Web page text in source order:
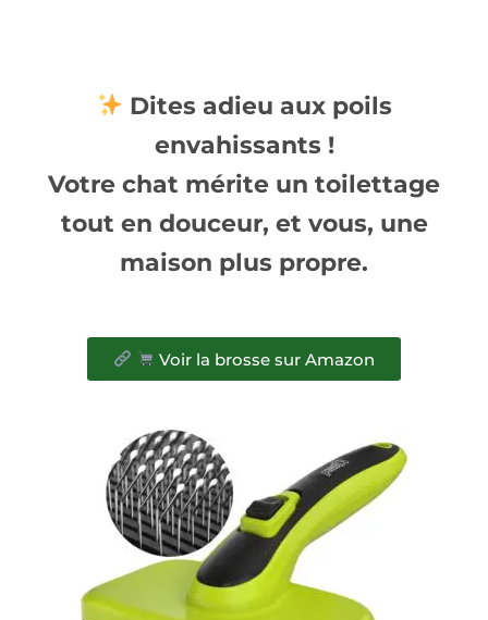
Dites adieu aux poils
envahissants !
Votre chat mérite un toilettage
tout en douceur, et vous, une
maison plus propre.
Voir la brosse sur Amazon